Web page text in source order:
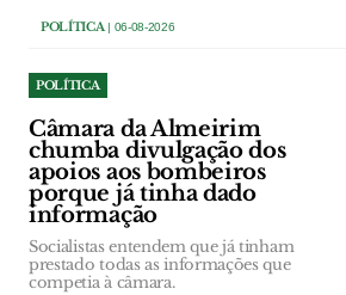
POLÍTICA| 06-08-2026
POLÍTICA
Câmara da Almeirim
chumba divulgação dos
apoios aos bombeiros
porque já tinha dado
informação
Socialistas entendem que já tinham
prestado todas as informações que
competia à câmara.